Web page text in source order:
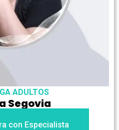
ADULTOS
Segovia
con Especialista